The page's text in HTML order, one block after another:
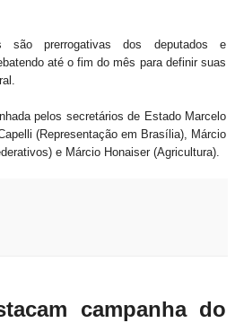
são prerrogativas dos deputados e
até o fim do mês para definir suas
pelos secretários de Estado Marcelo
(Representação em Brasília), Márcio
e Márcio Honaiser (Agricultura).
campanha do